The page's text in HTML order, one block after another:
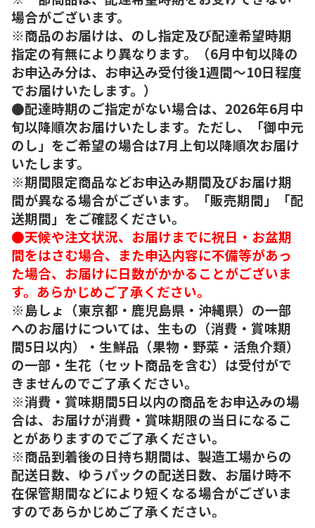
場合がございます。
※商品のお届けは、のし指定及び配達希望時期
指定の有無により異なります。（6月中旬以降の
お申込み分は、お申込み受付後1週間～10日程度
でお届けいたします。）
●配達時期のご指定がない場合は、2026年6月中
旬以降順次お届けいたします。ただし、「御中元
のし」をご希望の場合は7月上旬以降順次お届け
いたします。
※期間限定商品などお申込み期間及びお届け期
間が異なる場合がございます。「販売期間」「配
送期間」をご確認ください。
●天候や注文状況、お届けまでに祝日・お盆期
間をはさむ場合、また申込内容に不備等があっ
た場合、お届けに日数がかかることがございま
す。あらかじめご了承ください。
※島しょ（東京都・鹿児島県・沖縄県）の一部
へのお届けについては、生もの（消費・賞味期
間5日以内）・生鮮品（果物・野菜・活魚介類）
の一部・生花（セット商品を含む）は受付がで
きませんのでご了承ください。
※消費・賞味期間5日以内の商品をお申込みの場
合は、お届けが消費・賞味期限の当日になるこ
とがありますのでご了承ください。
※商品到着後の日持ち期間は、製造工場からの
配送日数、ゆうパックの配送日数、お届け時不
在保管期間などにより短くなる場合がございま
すのであらかじめご了承ください。